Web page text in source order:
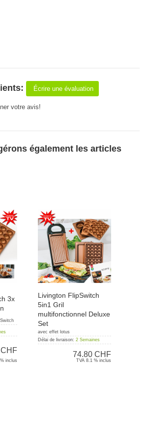
Écrire une évaluation
votre avis!
également les articles
3x
inclus
Livington FlipSwitch
5in1 Gril
multifonctionnel Deluxe
Set
avec effet lotus
Délai de livraison: 2 Semaines
74.80 CHF
TVA 8.1 % inclus